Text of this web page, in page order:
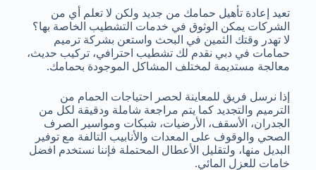
تعيد إعادة تأهيل حمامك من جديد ولكن لا تعلم أي من
الشركات يمكن الوثوق في خدمات التشطيب الخاصة بها؟
لا تهدر وقتك الثمين في البحث واستعن بشركة ترميم
حمامات في دبي نقدم لك تشطيب احترافي، تركيب حديث،
معالجة مستديمة لمختلف المشاكل الموجودة بحمامك.
إذا نرسل فريق للمعاينة لحصر احتياجات الحمام من
الترميم والتجديد كما يتم مراجعة شاملة ودقيقة لكل من
الجدران، الأسقف، الأرضيات، شبكات ومواسير الصرف
الصحي والوقوف على المعدات والأنابيب التالفة مع توفير
البديل منها، ولتقليل الأعطال المحتملة فإننا نستخدم افضل
خامات للعزل المائي.